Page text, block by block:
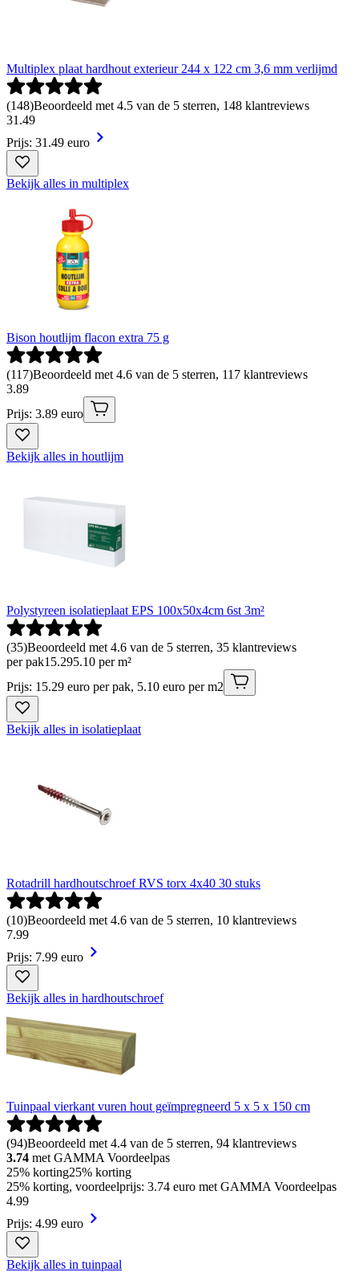
Multiplex plaat hardhout exterieur 244 x 122 cm 3,6 mm verlijmd
(148)Beoordeeld met 4.5 van de 5 sterren, 148 klantreviews
31 .49
Prijs: 31.49 euro
Bekijk alles in multiplex
Bison houtlijm flacon extra 75 g
(117)Beoordeeld met 4.6 van de 5 sterren, 117 klantreviews
3.89
Prijs: 3.89 euro
Bekijk alles in houtlijm
Polystyreen isolatieplaat EPS 100x50x4cm 6st 3m²
(35)Beoordeeld met 4.6 van de 5 sterren, 35 klantreviews
per pak15.295.10 per m²
Prijs: 15.29 euro per pak, 5.10 euro per m2
Bekijk alles in isolatieplaat
Rotadrill hardhoutschroef RVS torx 4x40 30 stuks
(10)Beoordeeld met 4.6 van de 5 sterren, 10 klantreviews
7.99
Prijs: 7.99 euro
Bekijk alles in hardhoutschroef
Tuinpaal vierkant vuren hout geïmpregneerd 5 x 5 x 150 cm
(94)Beoordeeld met 4.4 van de 5 sterren, 94 klantreviews
3.74 met GAMMA Voordeelpas
25% korting25% korting
25% korting, voordeelprijs: 3.74 euro met GAMMA Voordeelpas
4.99
Prijs: 4.99 euro
Bekijk alles in tuinpaal